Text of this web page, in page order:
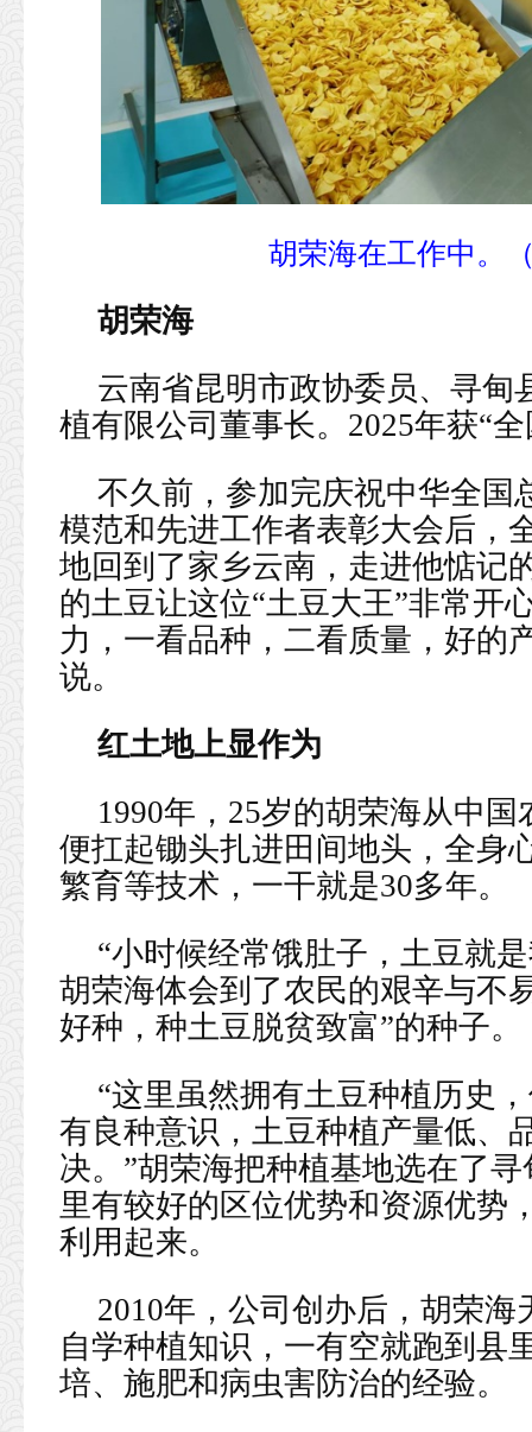
胡荣海在工作中。
胡荣海
云南省昆明市政协委员、寻甸
植有限公司董事长。2025年获“
不久前，参加完庆祝中华全国
模范和先进工作者表彰大会后，
地回到了家乡云南，走进他惦记
的土豆让这位“土豆大王”非常开
力，一看品种，二看质量，好的
说。
红土地上显作为
1990年，25岁的胡荣海从中
便扛起锄头扎进田间地头，全身
繁育等技术，一干就是30多年。
“小时候经常饿肚子，土豆就
胡荣海体会到了农民的艰辛与不
好种，种土豆脱贫致富”的种子。
“这里虽然拥有土豆种植历史
有良种意识，土豆种植产量低、
决。”胡荣海把种植基地选在了
里有较好的区位优势和资源优势
利用起来。
2010年，公司创办后，胡荣
自学种植知识，一有空就跑到县
培、施肥和病虫害防治的经验。